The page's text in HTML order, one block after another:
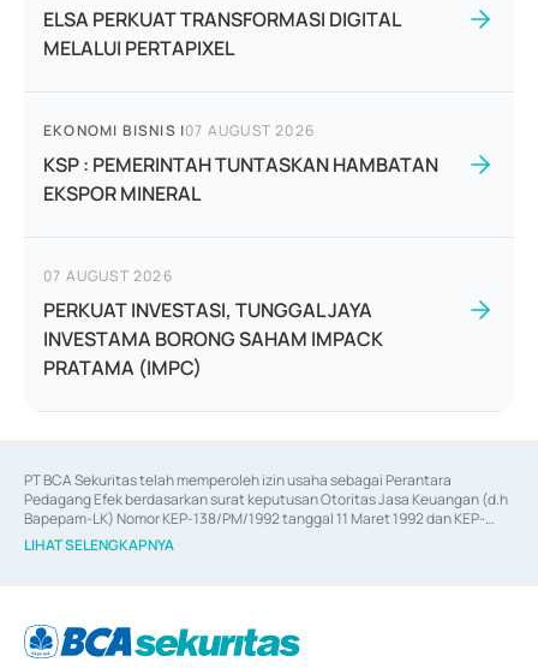
ELSA PERKUAT TRANSFORMASI DIGITAL
MELALUI PERTAPIXEL
EKONOMI BISNIS |07 AUGUST 2026
KSP : PEMERINTAH TUNTASKAN HAMBATAN
EKSPOR MINERAL
07 AUGUST 2026
PERKUAT INVESTASI, TUNGGAL JAYA
INVESTAMA BORONG SAHAM IMPACK
PRATAMA (IMPC)
PT BCA Sekuritas telah memperoleh izin usaha sebagai Perantara
Pedagang Efek berdasarkan surat keputusan Otoritas Jasa Keuangan (d.h
Bapepam-LK) Nomor KEP-138/PM/1992 tanggal 11 Maret 1992 dan KEP-
06/D.04/2014 tanggal 28 Februari 2014, izin usaha sebagai Penjamin Emisi
Efek berdasarkan surat keputusan Otoritas Jasa Keuangan Nomor KEP-
berdasarkan surat keputusan Otoritas Jasa Keuangan Nomor S-
67/PM.21/2017 tanggal 3 Februari 2017, dan beberapa izin usaha lainnya
LIHAT SELENGKAPNYA